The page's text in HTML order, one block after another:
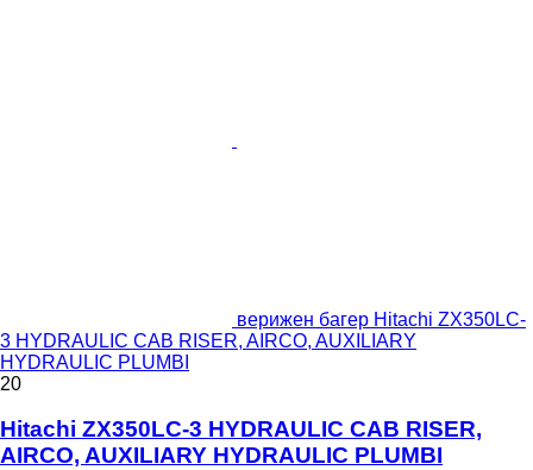
верижен багер Hitachi ZX350LC-
3 HYDRAULIC CAB RISER, AIRCO, AUXILIARY
HYDRAULIC PLUMBI
20
Hitachi ZX350LC-3 HYDRAULIC CAB RISER,
AIRCO, AUXILIARY HYDRAULIC PLUMBI